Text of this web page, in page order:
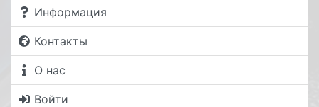
Информация
Контакты
О нас
Войти